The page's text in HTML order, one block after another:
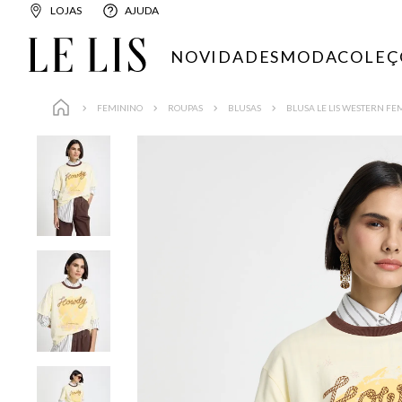
LOJAS AJUDA
NOVIDADESMODA
FEMININO ROUPAS BLUSAS BLUSA LE LIS WESTERN